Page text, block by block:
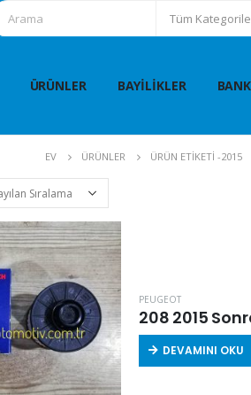
Tüm
ÜRÜNLER BAYILIKLER
EV ÜRÜNLER ÜRÜN ETIKETI -2015
PEUGEOT
208 2015
DEVAMINI OKU